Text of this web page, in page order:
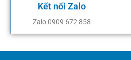
Kết nối Zalo
Zalo 0909 672 858